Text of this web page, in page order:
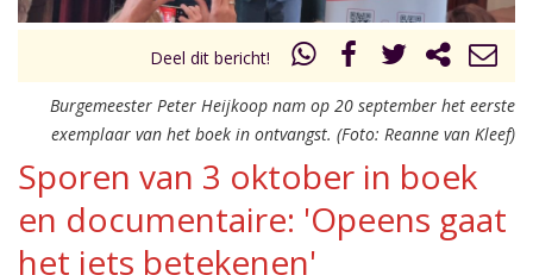
Deel dit bericht!
Burgemeester Peter Heijkoop nam op 20 september het eerste
exemplaar van het boek in ontvangst. (Foto: Reanne van Kleef)
Sporen van 3 oktober in boek
en documentaire: 'Opeens gaat
het iets betekenen'